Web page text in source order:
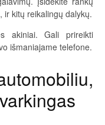
ir kitų reikalingų dalykų.
akiniai. Gali prireikti
išmaniajame telefone.